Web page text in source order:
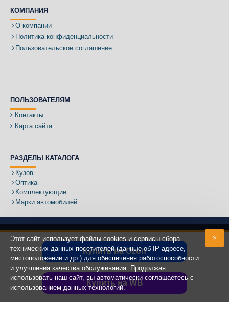
Купить на Ozon
Купить на WB
КОМПАНИЯ
О компании
Политика конфиденциальности
Пользовательское соглашение
ПОЛЬЗОВАТЕЛЯМ
Контакты
Карта сайта
РАЗДЕЛЫ КАТАЛОГА
Кузов
Оптика
Комплектующие
Марки автомобилей
Адрес:
Copyright ©2020 - 2025КУЗОВИК.РУ
Этот сайт использует файлы cookies и сервисы сбора
технических данных посетителей (данные об IP-адресе,
местоположении и др.) для обеспечения работоспособности
и улучшения качества обслуживания. Продолжая
использовать наш сайт, вы автоматически соглашаетесь с
использованием данных технологий.